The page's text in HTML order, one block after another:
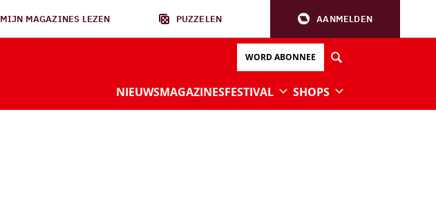
MIJN MAGAZINES LEZEN PUZZELEN AANMELDEN
WORD ABONNEE
NIEUWSMAGAZINESFESTIVAL SHOPS